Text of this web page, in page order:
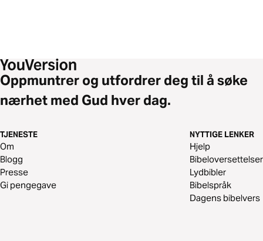
Oppmuntrer og utfordrer deg til å søke
nærhet med Gud hver dag.
TJENESTE
Om
Blogg
Presse
Gi pengegave
NYTTIGE LENKER
Hjelp
Bibeloversettelser
Lydbibler
Bibelspråk
Dagens bibelvers